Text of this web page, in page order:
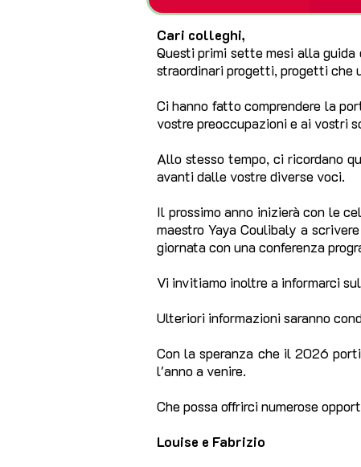
Cari colleghi,
Questi primi sette mesi alla
straordinari progetti, progetti che
Ci hanno fatto comprendere la
vostre preoccupazioni e ai vostri
Allo stesso tempo, ci ricordano
avanti dalle vostre diverse voci.
Il prossimo anno inizierà con le
maestro Yaya Coulibaly a
giornata con una conferenza
Vi invitiamo inoltre a informarci
Ulteriori informazioni saranno
Con la speranza che il 2026
l'anno a venire.
Che possa offrirci numerose
Louise e Fabrizio